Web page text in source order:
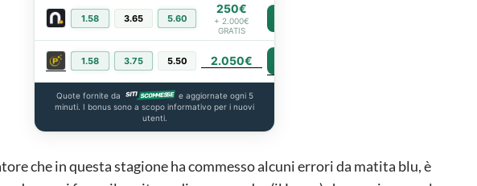
1.58 3.65 5.60
250€
+ 2.000€
GRATIS
1.58 3.75 5.50 2.050€
Quote fornite da
e aggiornate ogni 5
minuti. I bonus sono a scopo informativo per i nuovi
utenti.
che in questa stagione ha commesso alcuni errori da matita blu, è